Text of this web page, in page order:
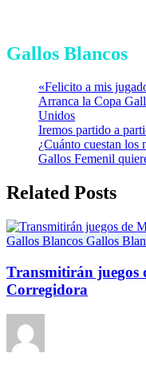
Gallos Blancos
«Felicito a mis
Arranca la Copa
Unidos
Iremos partido a
¿Cuánto cuestan los
Gallos Femenil
Related Posts
Gallos Blancos Gallos
Transmitirán juegos
Corregidora